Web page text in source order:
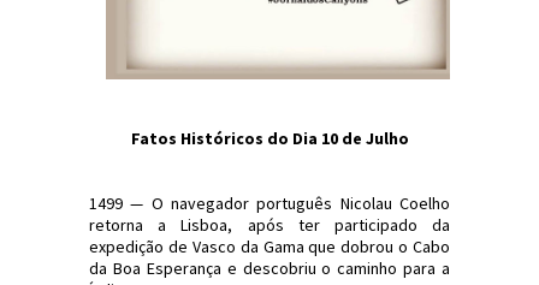
Fatos Históricos do Dia 10 de Julho
1499 — O navegador português Nicolau Coelho
retorna a Lisboa, após ter participado da
expedição de Vasco da Gama que dobrou o Cabo
da Boa Esperança e descobriu o caminho para a